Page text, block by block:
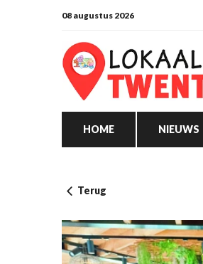
08 augustus 2026
HOME NIEUWS
Terug